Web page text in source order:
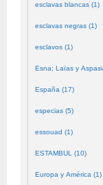
esclavas blancas (1)
esclavas negras (1)
esclavos (1)
Esna; Laïas y
España (17)
especias (5)
essouad (1)
ESTAMBUL (10)
Europa y América (1)